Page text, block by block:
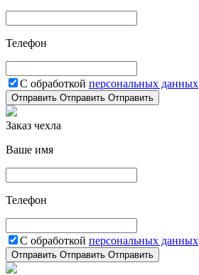
Телефон
С обработкой персональных данных
Отправить Отправить Отправить
Заказ чехла
Ваше имя
Телефон
С обработкой персональных данных
Отправить Отправить Отправить